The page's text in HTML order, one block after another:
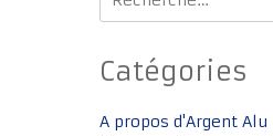
Catégories
A propos d'Argent Alu